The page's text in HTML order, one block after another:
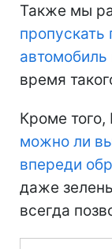
Также мы
автомобиль
время
Кроме
можно ли
впереди
даже
всегда